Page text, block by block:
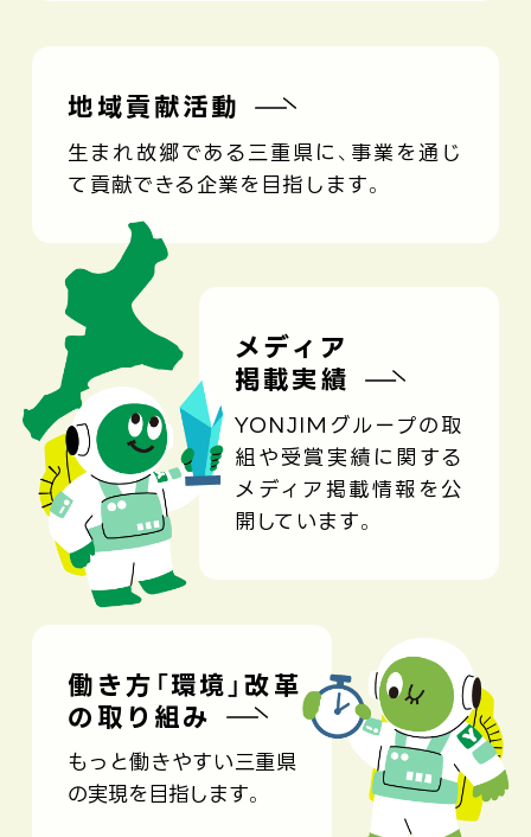
地域貢献活動
生まれ故郷である三重県に、事業を通じ
て貢献できる企業を目指します。
メディア
掲載実績
YONJIMグループの取
組や受賞実績に関する
メディア掲載情報を公
開しています。
働き方「環境」改革
の取り組み
もっと働きやすい三重県
の実現を目指します。